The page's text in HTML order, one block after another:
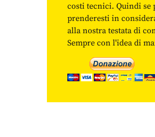
costi tecnici. Quindi se
prenderesti in
alla nostra testata di
Sempre con l'idea di